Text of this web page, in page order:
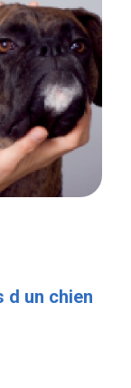
d un chien